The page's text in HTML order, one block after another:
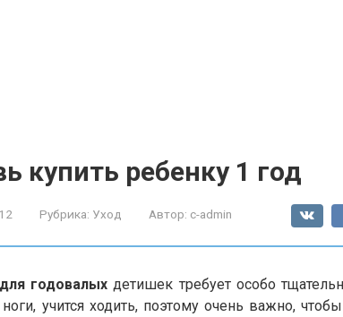
купить ребенку 1 год
Рубрика: Уход Автор: c-admin
годовалых детишек требует особо
учится ходить, поэтому очень важно,